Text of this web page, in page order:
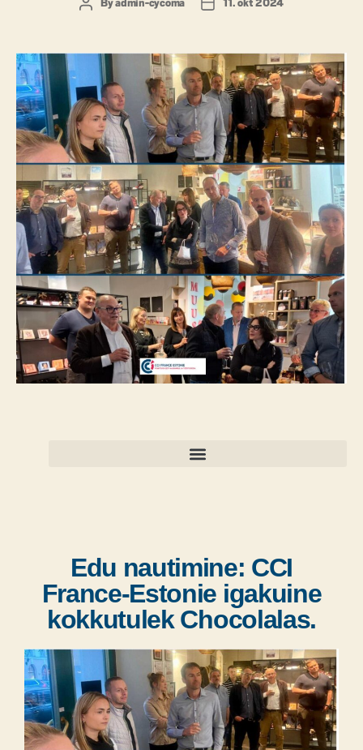
Byadmin-cycoma 11. okt 2024
Edu nautimine: CCI
France-Estonie igakuine
kokkutulek Chocolalas.